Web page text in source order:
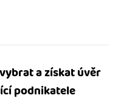
a získat úvěr
podnikatele